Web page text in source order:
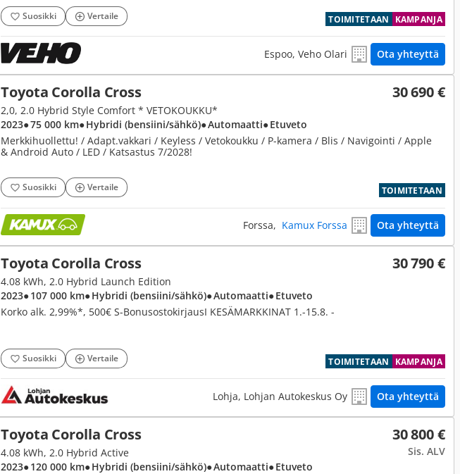
TOIMITETAAN KAMPANJA
Suosikki Vertaile
Espoo, Veho Olari Ota yhteyttä
Toyota Corolla Cross 30 690 €
TOIMITETAAN
2,0, 2.0 Hybrid Style Comfort * VETOKOUKKU*
2023● 75 000 km● Hybridi (bensiini/sähkö)● Automaatti● Etuveto
Merkkihuollettu! / Adapt.vakkari / Keyless / Vetokoukku / P-kamera / Blis / Navigointi / Apple
& Android Auto / LED / Katsastus 7/2028!
Suosikki Vertaile
Forssa, Kamux Forssa Ota yhteyttä
Toyota Corolla Cross 30 790 €
TOIMITETAAN KAMPANJA
4.08 kWh, 2.0 Hybrid Launch Edition
2023● 107 000 km● Hybridi (bensiini/sähkö)● Automaatti● Etuveto
Korko alk. 2,99%*, 500€ S-BonusostokirjausI KESÄMARKKINAT 1.-15.8. -
Suosikki Vertaile
Lohja, Lohjan Autokeskus Oy Ota yhteyttä
Toyota Corolla Cross 30 800 €
Sis. ALV
4.08 kWh, 2.0 Hybrid Active
2023● 120 000 km● Hybridi (bensiini/sähkö)● Automaatti● Etuveto